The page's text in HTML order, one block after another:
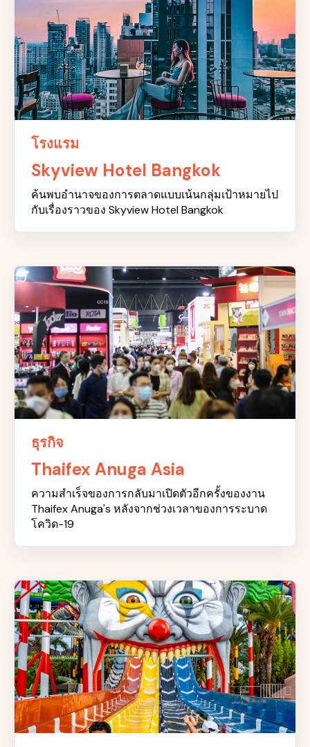
โรงแรม
Skyview Hotel Bangkok
ค้นพบอำนาจของการตลาดแบบเน้นกลุ่มเป้าหมายไป
กับเรื่องราวของ Skyview Hotel Bangkok
ธุรกิจ
Thaifex Anuga Asia
ความสำเร็จของการกลับมาเปิดตัวอีกครั้งของงาน
Thaifex Anuga's หลังจากช่วงเวลาของการระบาด
โควิด-19